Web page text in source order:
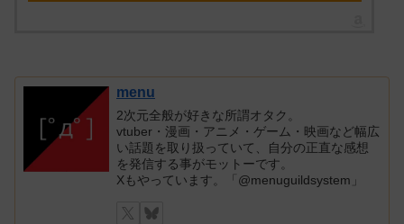
menu
2次元全般が好きな所謂オタク。
vtuber・漫画・アニメ・ゲーム・映画など幅広
い話題を取り扱っていて、自分の正直な感想
を発信する事がモットーです。
Xもやっています。「@menuguildsystem」